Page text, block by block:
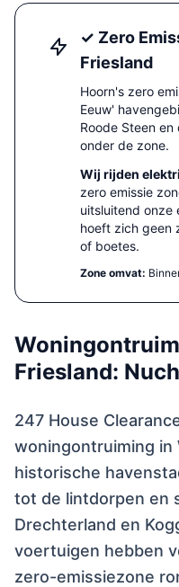
✓ Zero
Friesland
Hoorn's zero
Eeuw'
Roode Steen
onder de zone.
Wij rijden
zero emissie
uitsluitend onze
hoeft zich geen
of boetes.
Zone omvat:
Friesland:
247 House
woningontruiming in
historische
tot de lintdorpen en
Drechterland en
voertuigen hebben
zero-emissiezone